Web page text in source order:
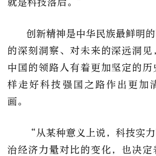
创新精神是中华民族最鲜明
的深刻洞察、对未来的深远洞见
中国的领路人有着更加坚定的历
样走好科技强国之路作出更加
画。
“从某种意义上说，科技实
治经济力量对比的变化，也决定